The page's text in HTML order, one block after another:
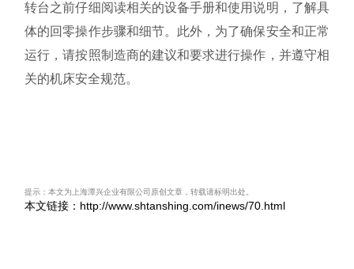
转台之前仔细阅读相关的设备手册和使用说明，了解具
体的回零操作步骤和细节。此外，为了确保安全和正常
运行，请按照制造商的建议和要求进行操作，并遵守相
关的机床安全规范。
提示：本文为上海潭兴企业有限公司原创文章，转载请标明出处。
本文链接：http://www.shtanshing.com/inews/70.html